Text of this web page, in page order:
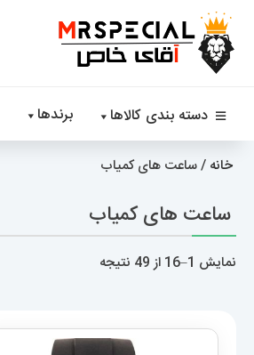
دسته بندی کالاها برندها
خانه / ساعت های کمیاب
ساعت های کمیاب
نمایش 1–16 از 49 نتیجه
جدیدترین